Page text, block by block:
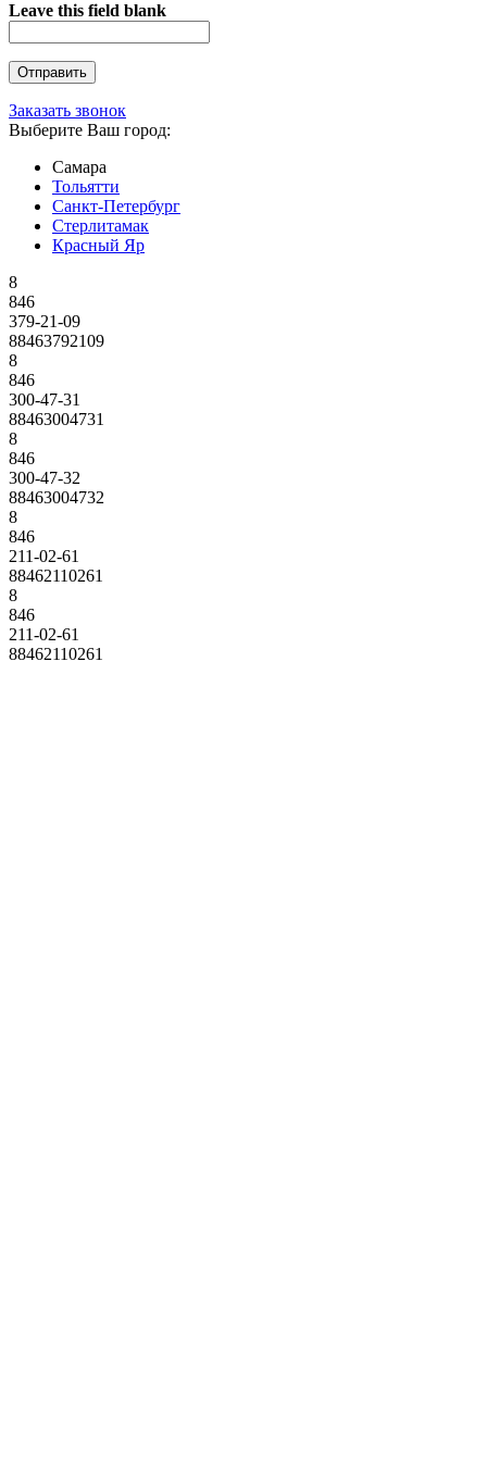
Leave this field blank
Заказать звонок
Выберите Ваш город:
Самара
Тольятти
Санкт-Петербург
Стерлитамак
Красный Яр
8
846
379-21-09
88463792109
8
846
300-47-31
88463004731
8
846
300-47-32
88463004732
8
846
211-02-61
88462110261
8
846
211-02-61
88462110261